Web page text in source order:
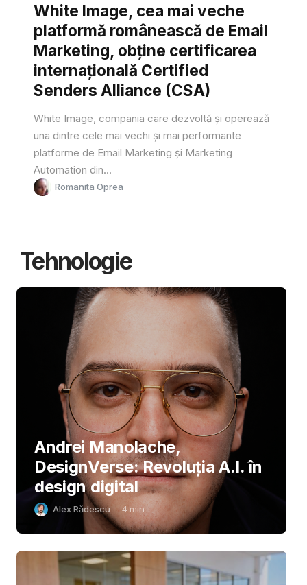
White Image, cea mai veche
platformă românească de Email
Marketing, obține certificarea
internațională Certified
Senders Alliance (CSA)
White Image, compania care dezvoltă și operează
una dintre cele mai vechi și mai performante
platforme de Email Marketing și Marketing
Automation din...
Romanita Oprea
Tehnologie
Andrei Manolache,
DesignVerse: Revoluția A.I. în
design digital
Alex Rădescu 4 min